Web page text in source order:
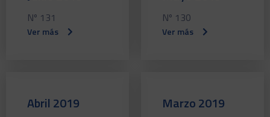
Nº 131
Ver más
Nº 130
Ver más
Abril 2019 Marzo 2019